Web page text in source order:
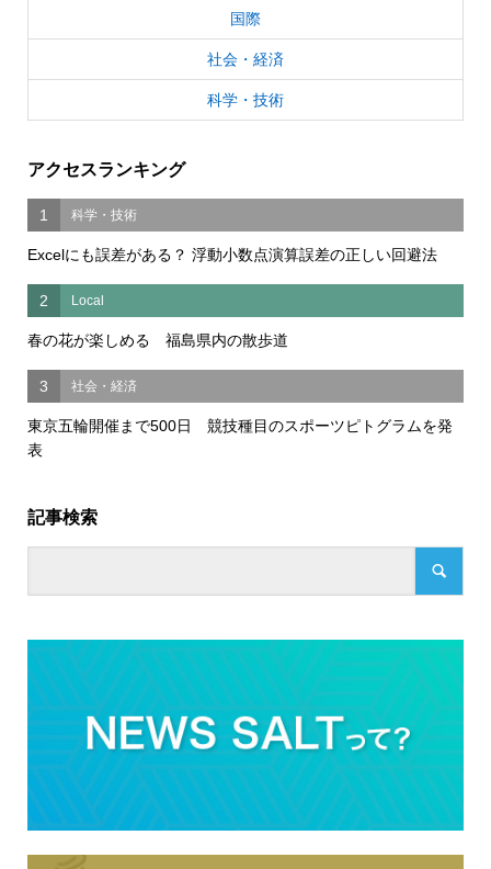
国際
社会・経済
科学・技術
アクセスランキング
1 科学・技術
Excelにも誤差がある？ 浮動小数点演算誤差の正しい回避法
2 Local
春の花が楽しめる 福島県内の散歩道
3 社会・経済
東京五輪開催まで500日 競技種目のスポーツピトグラムを発
表
記事検索